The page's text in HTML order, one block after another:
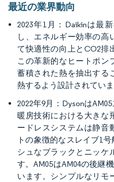
最近の業界動向
2023年1月：Daikinは最
し、エネルギー効率の高
て快適性の向上とCO2排
この革新的なヒートポン
蓄積された熱を抽出する
熱するよう設計されていま
2022年9月：Dysonは
暖房技術における大きな
ードレスシステムは静音
トの象徴的なスレイブ1
シュなブラックとニッケ
す。AM05はAM04の後継
います。シンプルなリモ